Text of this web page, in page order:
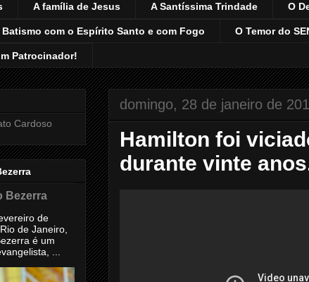
A família de Jesus A Santíssima Trindade O
Batismo com o Espírito Santo e com Fogo O Temor do
Patrocinador!
domingo, 28 de janeiro de
Hamilton foi
durante vinte
Cardoso
Bezerra
de
de Janeiro,
é um
...